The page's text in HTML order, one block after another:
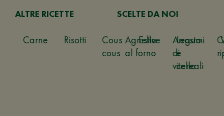
ALTRE RICETTE
Carne Risotti
Cous
cous
Estive
Legumi
e
cereali
SCELTE DA NOI
Agnello
al forno
Arrosto
di
vitello